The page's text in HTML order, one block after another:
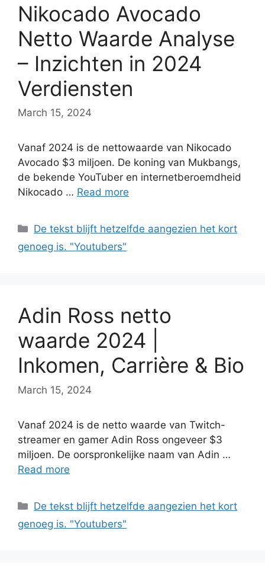
Nikocado Avocado
Netto Waarde Analyse
– Inzichten in 2024
Verdiensten
March 15, 2024
Vanaf 2024 is de nettowaarde van Nikocado
Avocado $3 miljoen. De koning van Mukbangs,
de bekende YouTuber en internetberoemdheid
Nikocado … Read more
Categories
De tekst blijft hetzelfde aangezien het kort
genoeg is. "Youtubers"
Adin Ross netto
waarde 2024 |
Inkomen, Carrière & Bio
March 15, 2024
Vanaf 2024 is de netto waarde van Twitch-
streamer en gamer Adin Ross ongeveer $3
miljoen. De oorspronkelijke naam van Adin …
Read more
Categories
De tekst blijft hetzelfde aangezien het kort
genoeg is. "Youtubers"